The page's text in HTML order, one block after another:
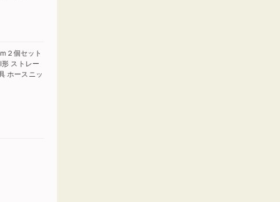
２個セット
ストレー
ホースニッ